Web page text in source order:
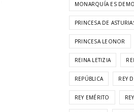
MONARQUÍA ES
PRINCESA DE
PRINCESA LEONOR
REINA LETIZIA
REPÚBLICA REY
REY EMÉRITO